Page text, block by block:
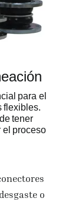
para el
flexibles.
tener
el proceso
o